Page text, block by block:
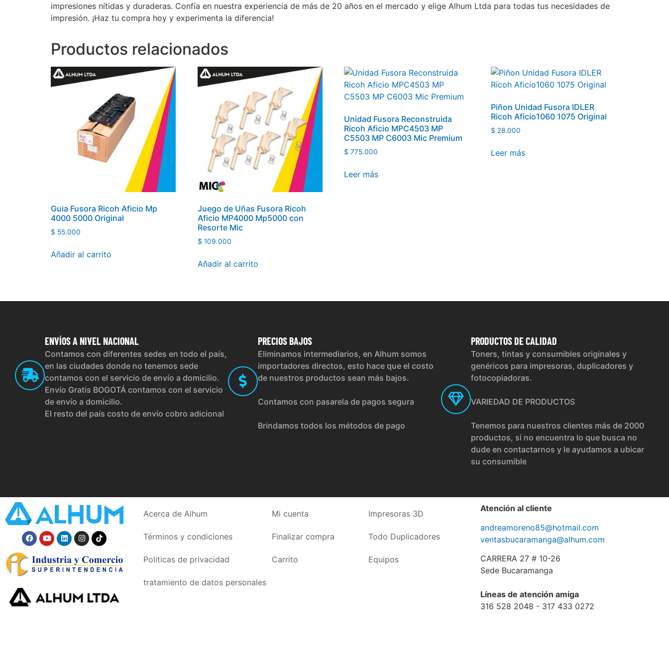
impresiones nítidas y duraderas. Confía en nuestra experiencia de más de 20 años en el mercado y elige Alhum Ltda para todas tus necesidades de
impresión. ¡Haz tu compra hoy y experimenta la diferencia!
Productos relacionados
Guia Fusora Ricoh Aficio Mp
4000 5000 Original
$ 55.000
Añadir al carrito
Juego de Uñas Fusora Ricoh
Aficio MP4000 Mp5000 con
Resorte Mic
$ 109.000
Añadir al carrito
Unidad Fusora Reconstruida
Ricoh Aficio MPC4503 MP
C5503 MP C6003 Mic Premium
$ 775.000
Leer más
Piñon Unidad Fusora IDLER
Ricoh Aficio1060 1075 Original
$ 28.000
Leer más
ENVÍOSA NIVEL NACIONAL
Contamos con diferentes sedes en todo el país,
en las ciudades donde no tenemos sede
contamos con el servicio de envío a domicilio.
Envío Gratis BOGOTÁ contamos con el servicio
de envío a domicilio.
El resto del país costo de envío cobro adicional
PRECIOSBAJOS
Eliminamos intermediarios, en Alhum somos
importadores directos, esto hace que el costo
de nuestros productos sean más bajos.
Contamos con pasarela de pagos segura
Brindamos todos los métodos de pago
PRODUCTOSDE CALIDAD
Toners, tintas y consumibles originales y
genéricos para impresoras, duplicadores y
fotocopiadoras.
VARIEDAD DE PRODUCTOS
Tenemos para nuestros clientes más de 2000
productos, si no encuentra lo que busca no
dude en contactarnos y le ayudamos a ubicar
su consumible
Acerca de Alhum
Términos y condiciones
Politicas de privacidad
tratamiento de datos personales
Mi cuenta
Finalizar compra
Carrito
Impresoras 3D
Todo Duplicadores
Equipos
Atención al cliente
andreamoreno85@hotmail.com
ventasbucaramanga@alhum.com
CARRERA 27 # 10-26
Sede Bucaramanga
Líneas de atención amiga
316 528 2048 - 317 433 0272